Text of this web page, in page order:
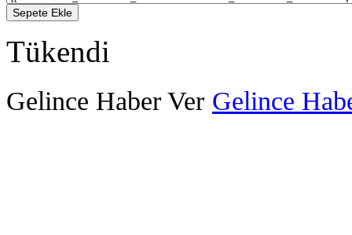
Sepete Ekle
Tükendi
Gelince Haber Ver Gelince